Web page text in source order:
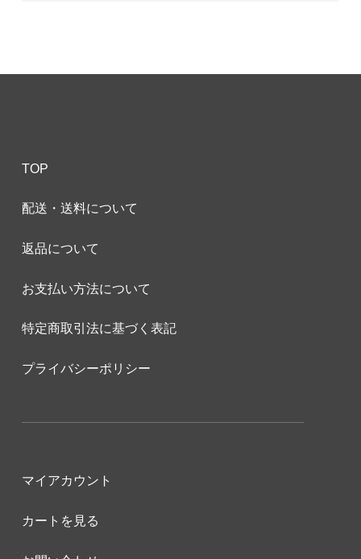
TOP
配送・送料について
返品について
お支払い方法について
特定商取引法に基づく表記
プライバシーポリシー
マイアカウント
カートを見る